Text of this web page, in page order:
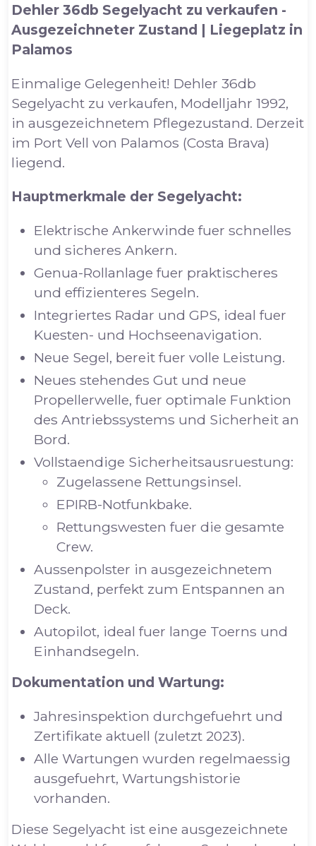
Dehler 36db Segelyacht zu verkaufen -
Ausgezeichneter Zustand | Liegeplatz in
Palamos
Einmalige Gelegenheit! Dehler 36db
Segelyacht zu verkaufen, Modelljahr 1992,
in ausgezeichnetem Pflegezustand. Derzeit
im Port Vell von Palamos (Costa Brava)
liegend.
Hauptmerkmale der Segelyacht:
Elektrische Ankerwinde fuer schnelles
und sicheres Ankern.
Genua-Rollanlage fuer praktischeres
und effizienteres Segeln.
Integriertes Radar und GPS, ideal fuer
Kuesten- und Hochseenavigation.
Neue Segel, bereit fuer volle Leistung.
Neues stehendes Gut und neue
Propellerwelle, fuer optimale Funktion
des Antriebssystems und Sicherheit an
Bord.
Vollstaendige Sicherheitsausruestung:
Zugelassene Rettungsinsel.
EPIRB-Notfunkbake.
Rettungswesten fuer die gesamte
Crew.
Aussenpolster in ausgezeichnetem
Zustand, perfekt zum Entspannen an
Deck.
Autopilot, ideal fuer lange Toerns und
Einhandsegeln.
Dokumentation und Wartung:
Jahresinspektion durchgefuehrt und
Zertifikate aktuell (zuletzt 2023).
Alle Wartungen wurden regelmaessig
ausgefuehrt, Wartungshistorie
vorhanden.
Diese Segelyacht ist eine ausgezeichnete